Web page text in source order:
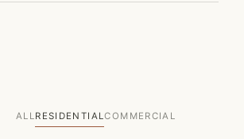
ALLRESIDENTIALCOMMERCIAL